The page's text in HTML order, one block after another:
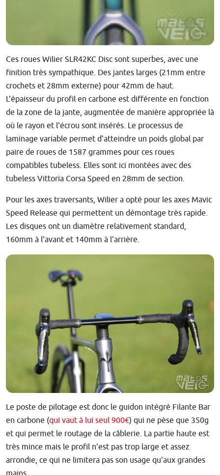
Ces roues Wilier SLR42KC Disc sont superbes, avec une
finition très sympathique. Des jantes larges (21mm entre
crochets et 28mm externe) pour 42mm de haut.
L'épaisseur du profil en carbone est différente en fonction
de la zone de la jante, augmentée de manière appropriée là
où le rayon et l'écrou sont insérés. Le processus de
laminage variable permet d'atteindre un poids global par
paire de roues de 1587 grammes pour ces roues
compatibles tubeless. Elles sont ici montées avec des
tubeless Vittoria Corsa Speed en 28mm de section.
Pour les axes traversants, Wilier a opté pour les axes Mavic
Speed Release qui permettent un démontage très rapide.
Les disques ont un diamètre relativement standard,
160mm à l'avant et 140mm à l'arrière.
Le poste de pilotage est donc le guidon intégré Filante Bar
en carbone (qui vaut à lui seul 900€) qui ne pèse que 350g
et qui permet le routage de la câblerie. La partie haute est
très mince mais le profil n'est pas trop large et assez
arrondie, ce qui ne limitera pas son usage qu'aux grandes